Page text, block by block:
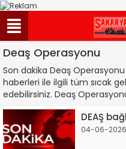
Deaş Operasyonu
Son dakika Deaş
haberleri ile ilgili tüm sıcak
edebilirsiniz. Deaş
DEAŞ
04-06-